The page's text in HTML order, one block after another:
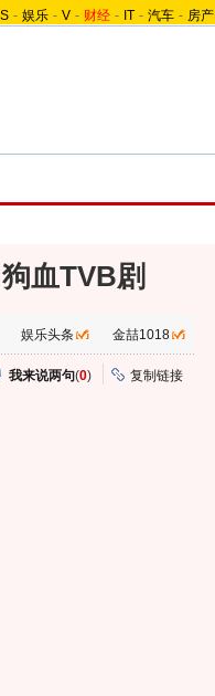
S - 娱乐 - V - 财经 - IT - 汽车 - 房产
血TVB剧
娱乐头条 金喆1018
我来说两句(0) 复制链接